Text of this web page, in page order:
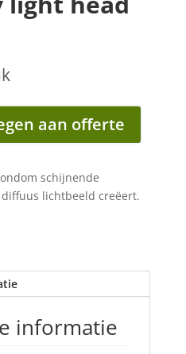
aan offerte
schijnende
lichtbeeld creëert.
informatie